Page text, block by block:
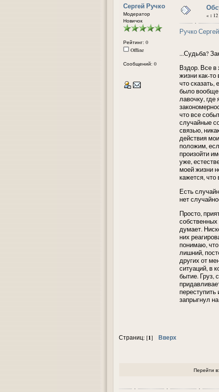
Сергей Ручко
Модератор
Новичок
Рейтинг: 0
Offline
Сообщений: 0
« :
Ручко Сергей
...Судьба?
Вздор. Все в
жизни как-
что
было вообще.
лавочку, где
что все
случайные
связью,
действия
положим,
произойти
уже,
моей жизни
кажется, что
Есть
нет
Просто,
думает.
них
понимаю,
лишний,
других от
ситуаций, в
бытие. Груз,
запрыгнул
Страниц: [1] Вверх
Перейти в: